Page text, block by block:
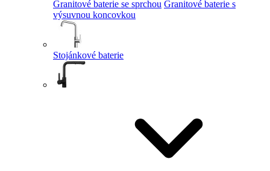
Granitové baterie se sprchou Granitové baterie s
výsuvnou koncovkou
Stojánkové baterie